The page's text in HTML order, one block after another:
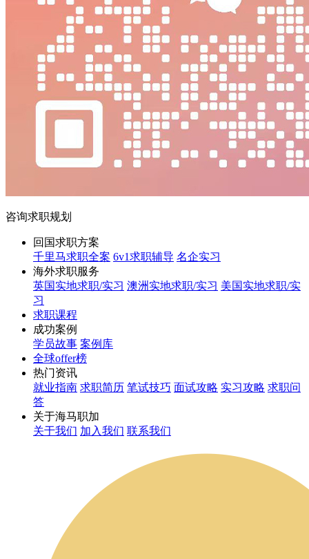
咨询求职规划
回国求职方案
千里马求职全案 6v1求职辅导 名企实习
海外求职服务
英国实地求职/实习 澳洲实地求职/实习 美国实地求职/实
习
求职课程
成功案例
学员故事 案例库
全球offer榜
热门资讯
就业指南 求职简历 笔试技巧 面试攻略 实习攻略 求职问
答
关于海马职加
关于我们 加入我们 联系我们